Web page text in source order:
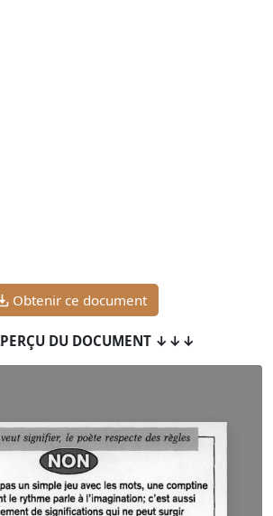
Obtenir ce document
DU DOCUMENT ↓↓↓